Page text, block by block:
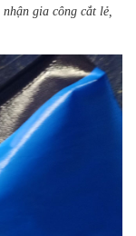
gia công cắt lẻ,